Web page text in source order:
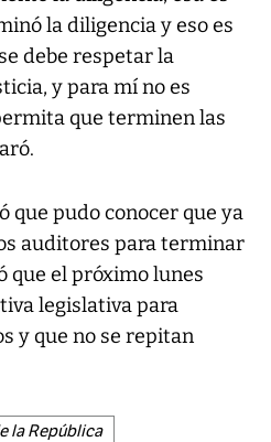
la diligencia y eso es
debe respetar la
y para mí no es
que terminen las
que pudo conocer que ya
auditores para terminar
que el próximo lunes
legislativa para
y que no se repitan
la República